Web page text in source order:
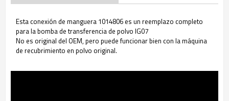
Esta conexión de manguera 1014806 es un reemplazo completo
para la bomba de transferencia de polvo IG07
No es original del OEM, pero puede funcionar bien con la máquina
de recubrimiento en polvo original.